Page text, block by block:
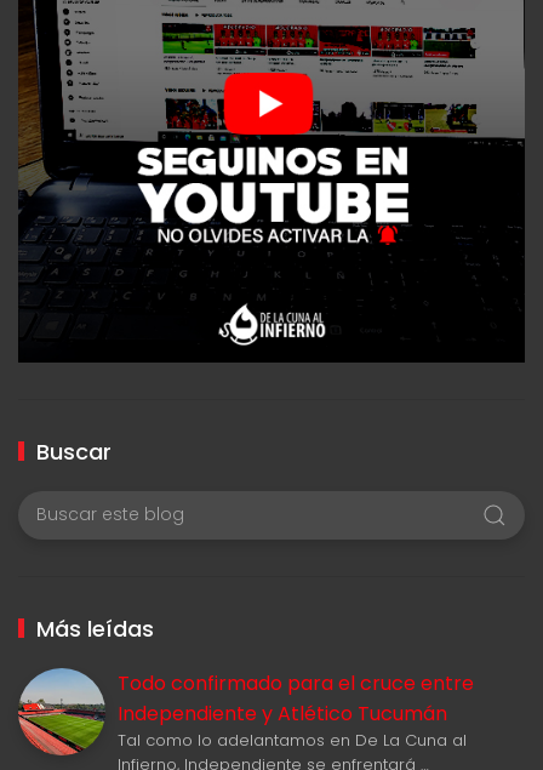
Buscar
Más leídas
Todo confirmado para el cruce entre
Independiente y Atlético Tucumán
Tal como lo adelantamos en De La Cuna al
Infierno, Independiente se enfrentará …